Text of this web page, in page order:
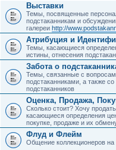
Выставки
Темы, посвященные
подстаканникам и
галереи http://
Атрибуция и
Темы, касающиеся
истины, отнесения
Забота о
Темы, связанные с
подстаканниками, а также
подстаканников
Оценка, Продажа,
Сколько стоит? Хочу
касающиеся определения
покупке, продаже и их
Флуд и Флейм
Общение коллекционеров